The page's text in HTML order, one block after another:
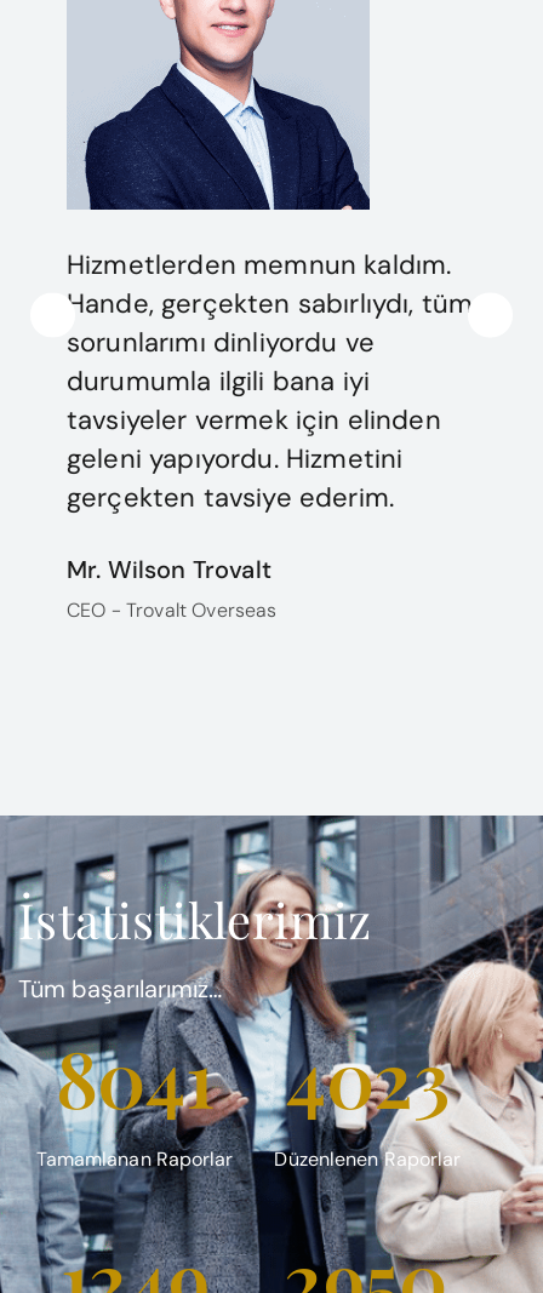
Hizmetlerden memnun kaldım.
Hande, gerçekten sabırlıydı, tüm
sorunlarımı dinliyordu ve
durumumla ilgili bana iyi
tavsiyeler vermek için elinden
geleni yapıyordu. Hizmetini
gerçekten tavsiye ederim.
Mr. Wilson Trovalt
CEO - Trovalt Overseas
İstatistiklerimiz
Tüm başarılarımız…
Tamamlanan Raporlar
8041
Düzenlenen Raporlar
4023